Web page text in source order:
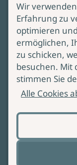
Cookie-Einstellungen
AGB Online Shop
Service
Lieferung & Versand
Wir
Erfahrung zu
optimieren
ermöglichen,
zu schicken,
besuchen. Mit
stimmen Sie
Alle Cookies